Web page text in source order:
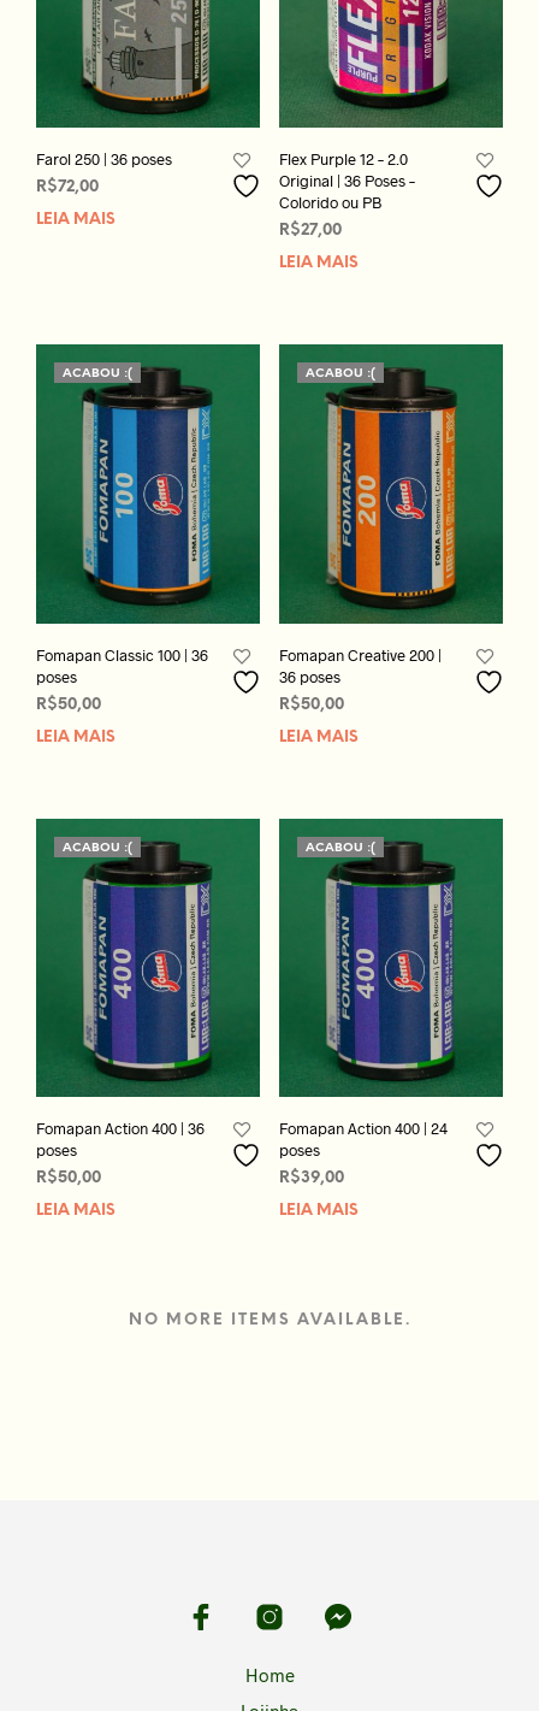
Farol 250 | 36 poses
R$72,00
LEIA MAIS
Flex Purple 12 – 2.0
Original | 36 Poses –
Colorido ou PB
R$27,00
LEIA MAIS
ACABOU :(
Fomapan Classic 100 | 36
poses
R$50,00
LEIA MAIS
ACABOU :(
Fomapan Creative 200 |
36 poses
R$50,00
LEIA MAIS
ACABOU :(
Fomapan Action 400 | 36
poses
R$50,00
LEIA MAIS
ACABOU :(
Fomapan Action 400 | 24
poses
R$39,00
LEIA MAIS
NO MORE ITEMS AVAILABLE.
Home